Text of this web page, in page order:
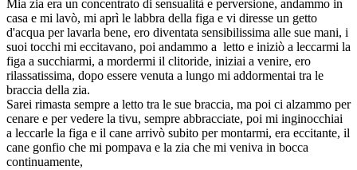
Mia zia era un concentrato di sensualità e perversione, andammo in
casa e mi lavò, mi aprì le labbra della figa e vi diresse un getto
d'acqua per lavarla bene, ero diventata sensibilissima alle sue mani, i
suoi tocchi mi eccitavano, poi andammo a letto e iniziò a leccarmi la
figa a succhiarmi, a mordermi il clitoride, iniziai a venire, ero
rilassatissima, dopo essere venuta a lungo mi addormentai tra le
braccia della zia.
Sarei rimasta sempre a letto tra le sue braccia, ma poi ci alzammo per
cenare e per vedere la tivu, sempre abbracciate, poi mi inginocchiai
a leccarle la figa e il cane arrivò subito per montarmi, era eccitante, il
cane gonfio che mi pompava e la zia che mi veniva in bocca
continuamente,